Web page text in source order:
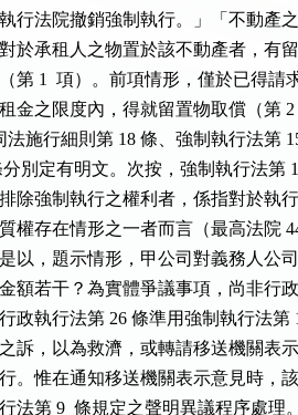
由執行法院撤銷強制執行。」「不動產
，對於承租人之物置於該不動產者，有
限（第 1  項）。前項情形，僅於已得
之租金之限度內，得就留置物取償（第
同法施行細則第 18 條、強制執行法第
條分別定有明文。次按，強制執行法第
以排除強制執行之權利者，係指對於執
、質權存在情形之一者而言（最高法院
。是以，題示情形，甲公司對義務人
金金額若干？為實體爭議事項，尚非行
依行政執行法第 26 條準用強制執行法
議之訴，以為救濟，或轉請移送機關
執行。惟在通知移送機關表示意見時，
行法第 9  條規定之聲明異議程序處理。